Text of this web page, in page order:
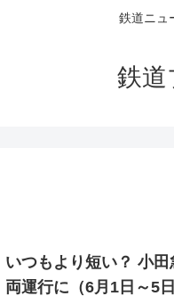
鉄道ニュ
鉄道
いつもより短い？ 小
両運行に（6月1日～5日